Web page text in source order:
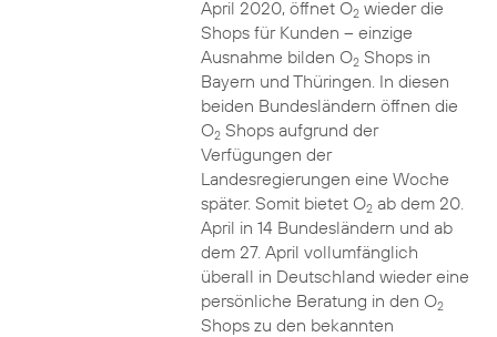
April 2020, öffnet O2wieder die
Shops für Kunden – einzige
Ausnahme bilden O2Shops in
Bayern und Thüringen. In diesen
beiden Bundesländern öffnen die
O2Shops aufgrund der
Verfügungen der
Landesregierungen eine Woche
später. Somit bietet O2ab dem 20.
April in 14 Bundesländern und ab
dem 27. April vollumfänglich
überall in Deutschland wieder eine
persönliche Beratung in den O2
Shops zu den bekannten